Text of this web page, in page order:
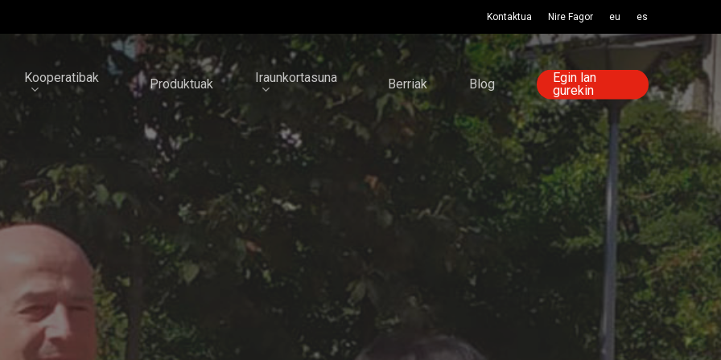
Kontaktua Nire Fagor eu es
Kooperatibak Produktuak Iraunkortasuna Berriak Blog
Egin lan
gurekin